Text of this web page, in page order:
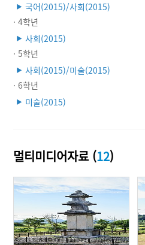
▶ 국어(2015)/사회(2015)
· 4학년
▶ 사회(2015)
· 5학년
▶ 사회(2015)/미술(2015)
· 6학년
▶ 미술(2015)
멀티미디어자료 (12)